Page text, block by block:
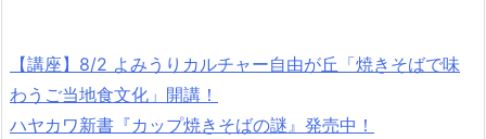
【講座】8/2 よみうりカルチャー自由が丘「焼きそばで味
わうご当地食文化」開講！
ハヤカワ新書『カップ焼きそばの謎』発売中！